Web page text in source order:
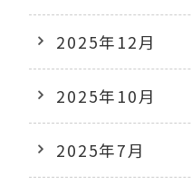
2025年12月
2025年10月
2025年7月